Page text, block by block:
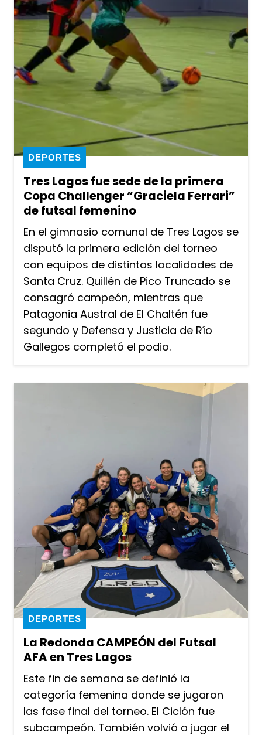
Tres Lagos fue sede de la primera
Copa Challenger “Graciela Ferrari”
de futsal femenino
DEPORTES
En el gimnasio comunal de Tres Lagos se
disputó la primera edición del torneo
con equipos de distintas localidades de
Santa Cruz. Quillén de Pico Truncado se
consagró campeón, mientras que
Patagonia Austral de El Chaltén fue
segundo y Defensa y Justicia de Río
Gallegos completó el podio.
La Redonda CAMPEÓN del Futsal
AFA en Tres Lagos
DEPORTES
Este fin de semana se definió la
categoría femenina donde se jugaron
las fase final del torneo. El Ciclón fue
subcampeón. También volvió a jugar el